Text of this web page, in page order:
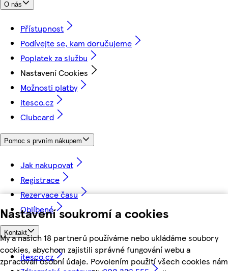
Nastavení soukromí a cookies
My a našich 18 partnerů používáme nebo ukládáme soubory
cookies, abychom zajistili správné fungování webu a
zpracovali osobní údaje. Povolením použití všech cookies nám
O nás
Přístupnost
Podívejte se, kam doručujeme
Poplatek za službu
Nastavení Cookies
Možnosti platby
itesco.cz
Clubcard
Pomoc s prvním nákupem
Jak nakupovat
Registrace
Rezervace času
Oblíbené
Kontakt
itesco.cz